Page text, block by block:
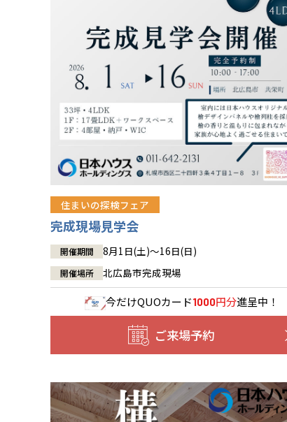
住まいの探検フェア
完成現場見学会
開催期間 8月1日(土)～16日(日)
開催場所 北広島市完成現場
今だけQUOカード1000円分進呈中！
ご来場予約